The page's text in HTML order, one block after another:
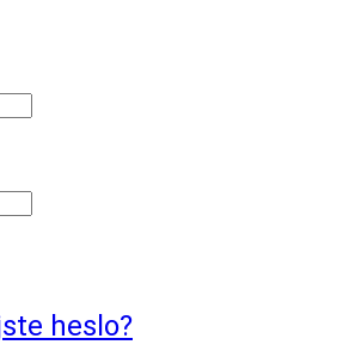
heslo?